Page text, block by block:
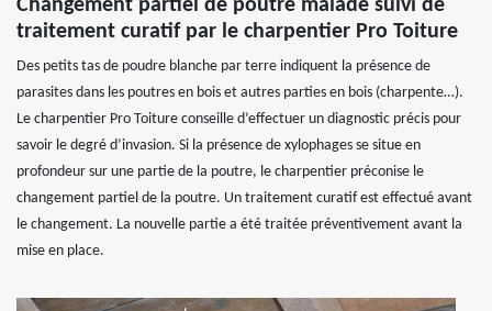
Changement partiel de poutre malade suivi de
traitement curatif par le charpentier Pro Toiture
Des petits tas de poudre blanche par terre indiquent la présence de
parasites dans les poutres en bois et autres parties en bois (charpente…).
Le charpentier Pro Toiture conseille d’effectuer un diagnostic précis pour
savoir le degré d’invasion. Si la présence de xylophages se situe en
profondeur sur une partie de la poutre, le charpentier préconise le
changement partiel de la poutre. Un traitement curatif est effectué avant
le changement. La nouvelle partie a été traitée préventivement avant la
mise en place.